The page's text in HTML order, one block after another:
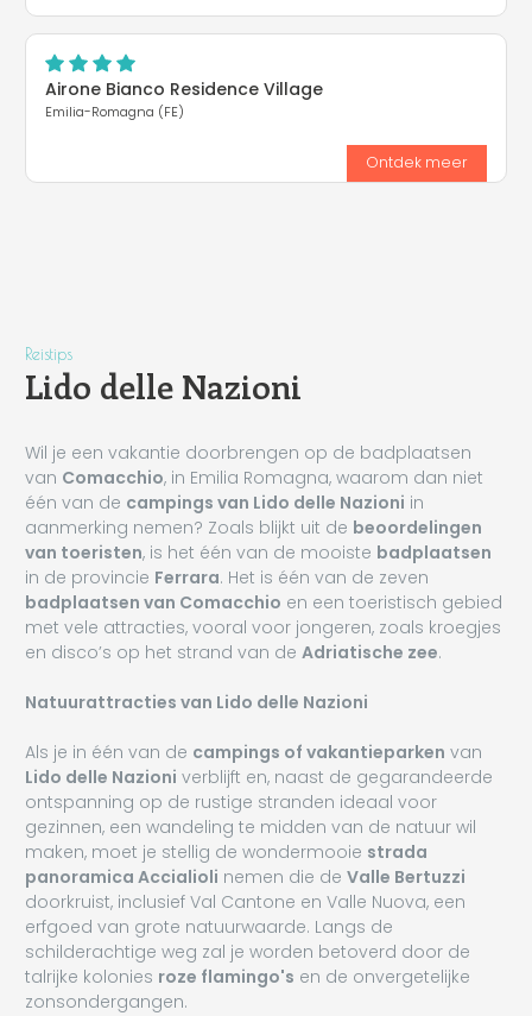
Airone Bianco Residence Village
Emilia-Romagna (FE)
Ontdek meer
Reistips
Lido delle Nazioni
Wil je een vakantie doorbrengen op de badplaatsen
van Comacchio, in Emilia Romagna, waarom dan niet
één van de campings van Lido delle Nazioni in
aanmerking nemen? Zoals blijkt uit de beoordelingen
van toeristen, is het één van de mooiste badplaatsen
in de provincie Ferrara. Het is één van de zeven
badplaatsen van Comacchio en een toeristisch gebied
met vele attracties, vooral voor jongeren, zoals kroegjes
en disco’s op het strand van de Adriatische zee.
Natuurattracties van Lido delle Nazioni
Als je in één van de campings of vakantieparken van
Lido delle Nazioni verblijft en, naast de gegarandeerde
ontspanning op de rustige stranden ideaal voor
gezinnen, een wandeling te midden van de natuur wil
maken, moet je stellig de wondermooie strada
panoramica Accialioli nemen die de Valle Bertuzzi
doorkruist, inclusief Val Cantone en Valle Nuova, een
erfgoed van grote natuurwaarde. Langs de
schilderachtige weg zal je worden betoverd door de
talrijke kolonies roze flamingo's en de onvergetelijke
zonsondergangen.